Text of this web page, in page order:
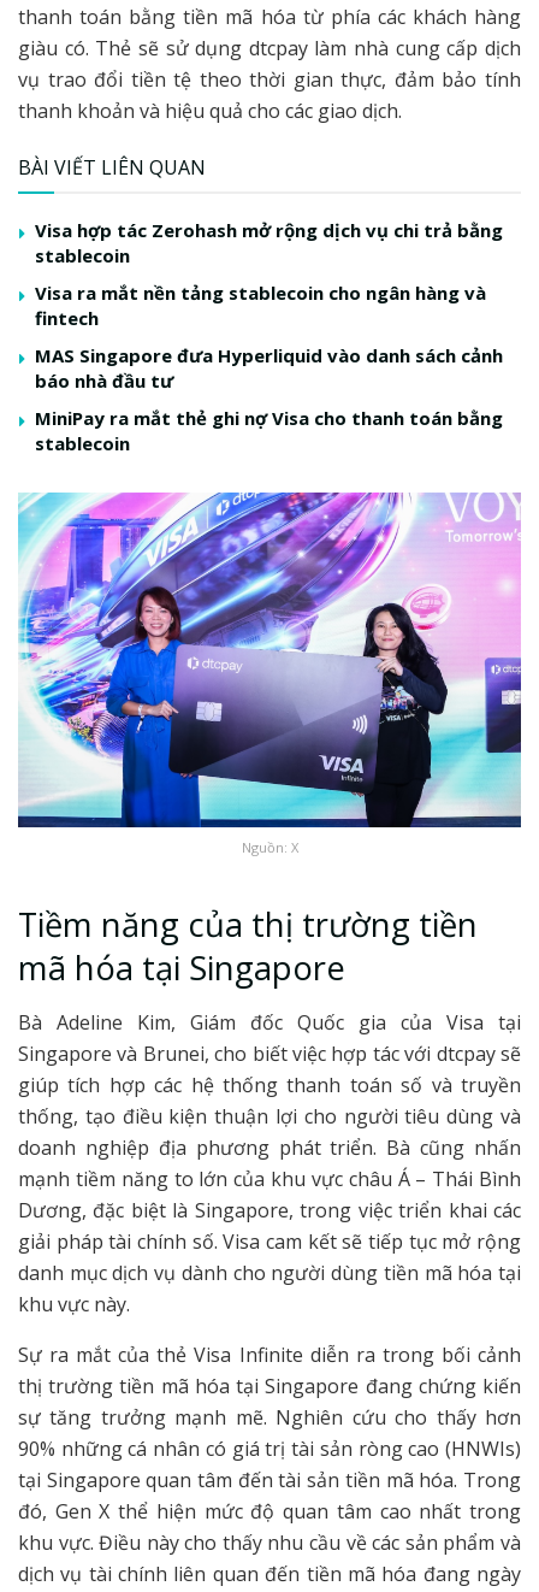
thanh toán bằng tiền mã hóa từ phía các khách hàng
giàu có. Thẻ sẽ sử dụng dtcpay làm nhà cung cấp dịch
vụ trao đổi tiền tệ theo thời gian thực, đảm bảo tính
thanh khoản và hiệu quả cho các giao dịch.
BÀI VIẾT LIÊN QUAN
Visa hợp tác Zerohash mở rộng dịch vụ chi trả bằng
stablecoin
Visa ra mắt nền tảng stablecoin cho ngân hàng và
fintech
MAS Singapore đưa Hyperliquid vào danh sách cảnh
báo nhà đầu tư
MiniPay ra mắt thẻ ghi nợ Visa cho thanh toán bằng
stablecoin
Nguồn: X
Tiềm năng của thị trường tiền
mã hóa tại Singapore
Bà Adeline Kim, Giám đốc Quốc gia của Visa tại
Singapore và Brunei, cho biết việc hợp tác với dtcpay sẽ
giúp tích hợp các hệ thống thanh toán số và truyền
thống, tạo điều kiện thuận lợi cho người tiêu dùng và
doanh nghiệp địa phương phát triển. Bà cũng nhấn
mạnh tiềm năng to lớn của khu vực châu Á – Thái Bình
Dương, đặc biệt là Singapore, trong việc triển khai các
giải pháp tài chính số. Visa cam kết sẽ tiếp tục mở rộng
danh mục dịch vụ dành cho người dùng tiền mã hóa tại
khu vực này.
Sự ra mắt của thẻ Visa Infinite diễn ra trong bối cảnh
thị trường tiền mã hóa tại Singapore đang chứng kiến
sự tăng trưởng mạnh mẽ. Nghiên cứu cho thấy hơn
90% những cá nhân có giá trị tài sản ròng cao (HNWIs)
tại Singapore quan tâm đến tài sản tiền mã hóa. Trong
đó, Gen X thể hiện mức độ quan tâm cao nhất trong
khu vực. Điều này cho thấy nhu cầu về các sản phẩm và
dịch vụ tài chính liên quan đến tiền mã hóa đang ngày